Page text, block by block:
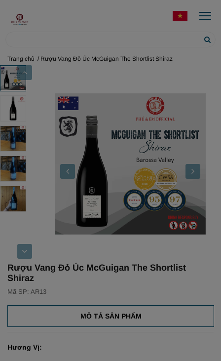
Trang chủ / Rượu Vang Đỏ Úc McGuigan The Shortlist Shiraz
Rượu Vang Đỏ Úc McGuigan The Shortlist
Shiraz
Mã SP: AR13
MÔ TẢ SẢN PHẨM
Hương Vị: